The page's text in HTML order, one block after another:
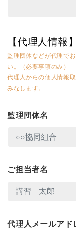
【代理人情報】
監理団体などが代理で
い。（必要事項のみ）
代理人からの個人情報
みなします。
監理団体名
ご担当者名
代理人メールアド